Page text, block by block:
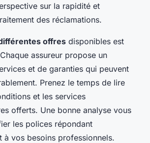
sur la rapidité et
des réclamations.
offres disponibles est
assureur propose un
et de garanties qui peuvent
Prenez le temps de lire
et les services
offerts. Une bonne analyse vous
les polices répondant
à vos besoins professionnels.